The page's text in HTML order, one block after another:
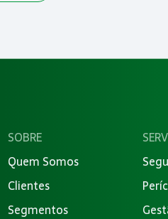
SOBRE
Quem Somos
Clientes
Segmentos